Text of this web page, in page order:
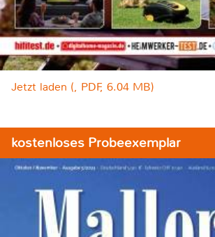
Jetzt laden (, PDF, 6.04 MB)
kostenloses Probeexemplar